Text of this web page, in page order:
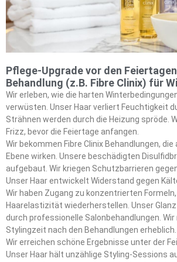
Pflege-Upgrade vor den
Behandlung (z.B. Fibre Clinix) für
Wir erleben, wie die harten
verwüsten. Unser Haar verliert Feuchtigkeit
Strähnen werden durch die Heizung spröde.
Frizz, bevor die Feiertage anfangen.
Wir bekommen Fibre Clinix Behandlungen,
Ebene wirken. Unsere beschädigten
aufgebaut. Wir kriegen Schutzbarrieren
Unser Haar entwickelt Widerstand gegen
Wir haben Zugang zu konzentrierten Formeln,
Haarelastizität wiederherstellen. Unser
durch professionelle Salonbehandlungen. Wir
Stylingzeit nach den Behandlungen
wintermüden Haare verwandeln sich in
Haar.
Wir erreichen schöne Ergebnisse unter der
Unser Haar hält unzählige Styling-Sessions